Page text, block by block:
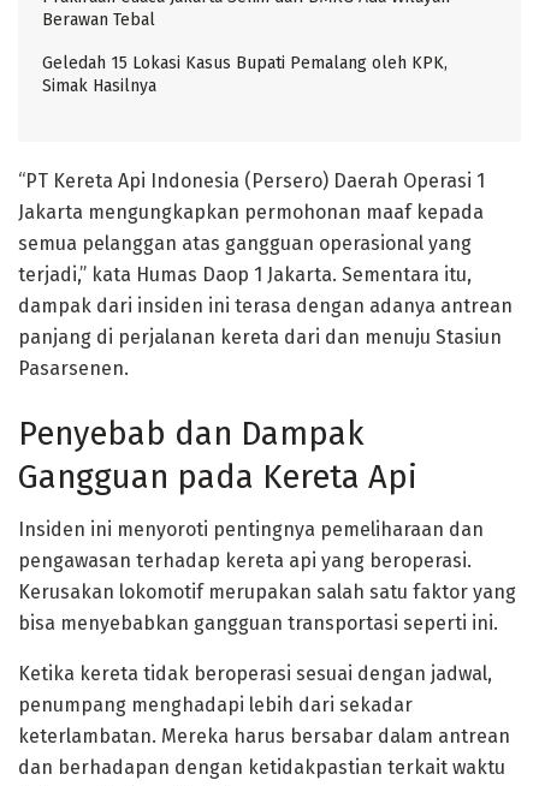
Berawan Tebal
Geledah 15 Lokasi Kasus Bupati Pemalang oleh KPK,
Simak Hasilnya
“PT Kereta Api Indonesia (Persero) Daerah Operasi 1
Jakarta mengungkapkan permohonan maaf kepada
semua pelanggan atas gangguan operasional yang
terjadi,” kata Humas Daop 1 Jakarta. Sementara itu,
dampak dari insiden ini terasa dengan adanya antrean
panjang di perjalanan kereta dari dan menuju Stasiun
Pasarsenen.
Penyebab dan Dampak
Gangguan pada Kereta Api
Insiden ini menyoroti pentingnya pemeliharaan dan
pengawasan terhadap kereta api yang beroperasi.
Kerusakan lokomotif merupakan salah satu faktor yang
bisa menyebabkan gangguan transportasi seperti ini.
Ketika kereta tidak beroperasi sesuai dengan jadwal,
penumpang menghadapi lebih dari sekadar
keterlambatan. Mereka harus bersabar dalam antrean
dan berhadapan dengan ketidakpastian terkait waktu